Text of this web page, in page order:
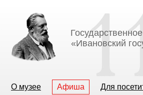
«Ивановский
О музее Афиша Для